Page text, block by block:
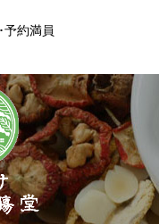
予約満員